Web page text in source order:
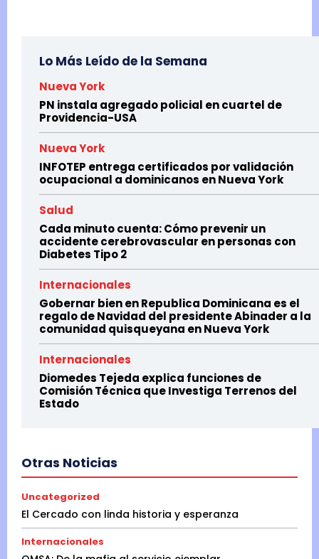
Lo Más Leído de la Semana
Nueva York
PN instala agregado policial en cuartel de
Providencia-USA
Nueva York
INFOTEP entrega certificados por validación
ocupacional a dominicanos en Nueva York
Salud
Cada minuto cuenta: Cómo prevenir un
accidente cerebrovascular en personas con
Diabetes Tipo 2
Internacionales
Gobernar bien en Republica Dominicana es el
regalo de Navidad del presidente Abinader a la
comunidad quisqueyana en Nueva York
Internacionales
Diomedes Tejeda explica funciones de
Comisión Técnica que Investiga Terrenos del
Estado
Otras Noticias
Uncategorized
El Cercado con linda historia y esperanza
Internacionales